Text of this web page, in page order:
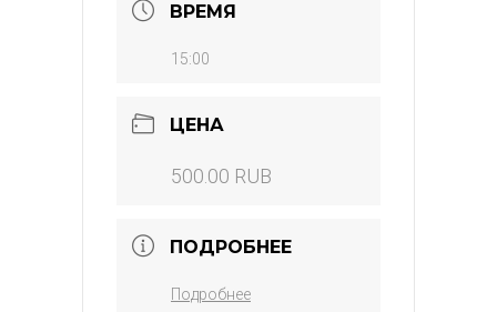
ВРЕМЯ
15:00
ЦЕНА
500.00 RUB
ПОДРОБНЕЕ
Подробнее